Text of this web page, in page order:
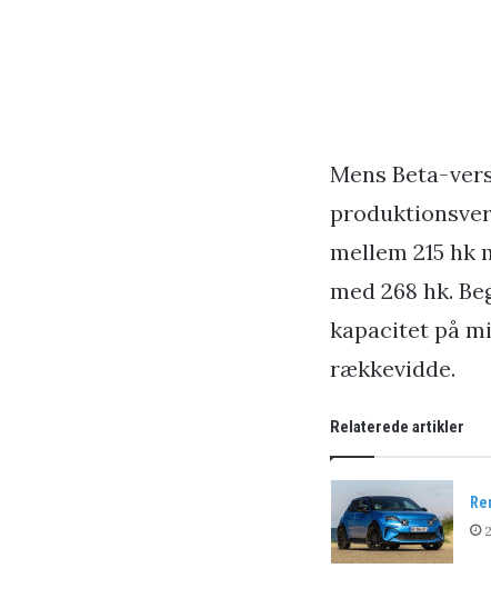
Mens Beta-
mellem 215 hk
med 268 hk.
kapacitet på
rækkevidde.
Relaterede artikler